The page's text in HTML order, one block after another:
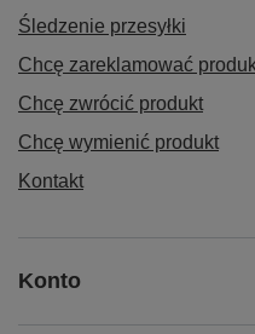
Śledzenie przesyłki
Chcę zareklamować
Chcę zwrócić produkt
Chcę wymienić produkt
Kontakt
Konto